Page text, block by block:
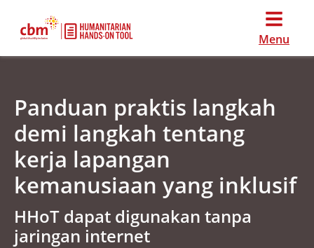
Menu
Panduan praktis langkah
demi langkah tentang
kerja lapangan
kemanusiaan yang inklusif
HHoT dapat digunakan tanpa
jaringan internet